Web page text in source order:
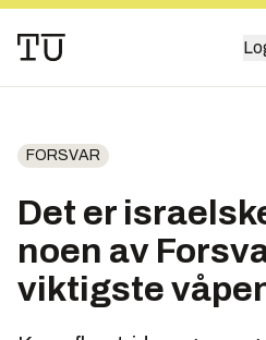
FORSVAR
Det er
noen av
viktigste